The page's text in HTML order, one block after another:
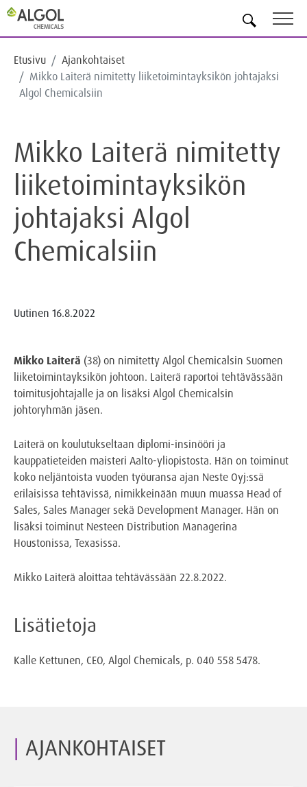
Etusivu
Ajankohtaiset
Mikko Laiterä nimitetty liiketoimintayksikön johtajaksi
Algol Chemicalsiin
Mikko Laiterä nimitetty
liiketoimintayksikön
johtajaksi Algol
Chemicalsiin
Uutinen 16.8.2022
Mikko Laiterä (38) on nimitetty Algol Chemicalsin Suomen
liiketoimintayksikön johtoon. Laiterä raportoi tehtävässään
toimitusjohtajalle ja on lisäksi Algol Chemicalsin
johtoryhmän jäsen.
Laiterä on koulutukseltaan diplomi-insinööri ja
kauppatieteiden maisteri Aalto-yliopistosta. Hän on toiminut
koko neljäntoista vuoden työuransa ajan Neste Oyj:ssä
erilaisissa tehtävissä, nimikkeinään muun muassa Head of
Sales, Sales Manager sekä Development Manager. Hän on
lisäksi toiminut Nesteen Distribution Managerina
Houstonissa, Texasissa.
Mikko Laiterä aloittaa tehtävässään 22.8.2022.
Lisätietoja
Kalle Kettunen, CEO, Algol Chemicals, p. 040 558 5478.
AJANKOHTAISET